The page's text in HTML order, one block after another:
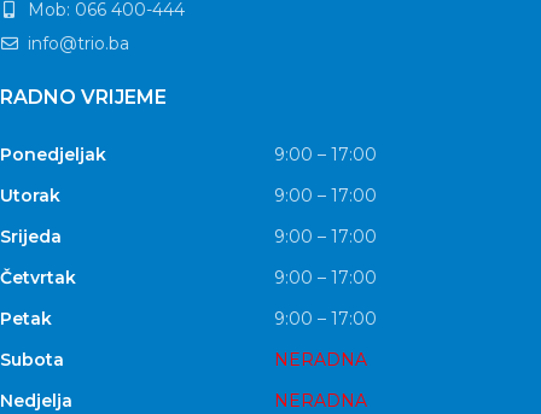
Mob: 066 400-444
info@trio.ba
RADNO VRIJEME
Ponedjeljak
9:00 – 17:00
Utorak
9:00 – 17:00
Srijeda
9:00 – 17:00
Četvrtak
9:00 – 17:00
Petak
9:00 – 17:00
Subota
NERADNA
Nedjelja
NERADNA